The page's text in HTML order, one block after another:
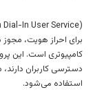
کامپیوتری است. این
استفاده می‌شود.